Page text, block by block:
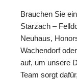
Brauchen Sie
Starzach –
Neuhaus,
Wachendorf
auf, um unsere
Team sorgt